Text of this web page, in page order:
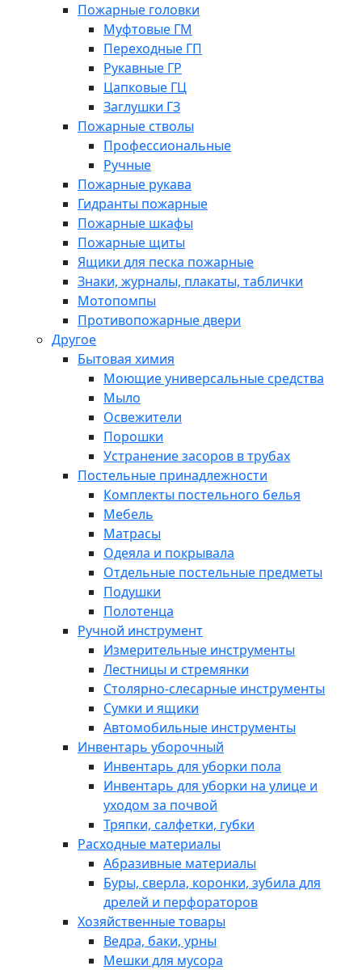
Пожарные головки
Муфтовые ГМ
Переходные ГП
Рукавные ГР
Цапковые ГЦ
Заглушки ГЗ
Пожарные стволы
Профессиональные
Ручные
Пожарные рукава
Гидранты пожарные
Пожарные шкафы
Пожарные щиты
Ящики для песка пожарные
Знаки, журналы, плакаты, таблички
Мотопомпы
Противопожарные двери
Другое
Бытовая химия
Моющие универсальные средства
Мыло
Освежители
Порошки
Устранение засоров в трубах
Постельные принадлежности
Комплекты постельного белья
Мебель
Матрасы
Одеяла и покрывала
Отдельные постельные предметы
Подушки
Полотенца
Ручной инструмент
Измерительные инструменты
Лестницы и стремянки
Столярно-слесарные инструменты
Сумки и ящики
Автомобильные инструменты
Инвентарь уборочный
Инвентарь для уборки пола
Инвентарь для уборки на улице и
уходом за почвой
Тряпки, салфетки, губки
Расходные материалы
Абразивные материалы
Буры, сверла, коронки, зубила для
дрелей и перфораторов
Хозяйственные товары
Ведра, баки, урны
Мешки для мусора